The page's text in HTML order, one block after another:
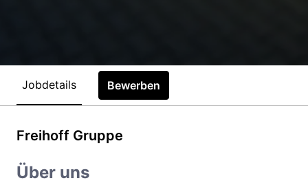
Jobdetails Bewerben
Freihoff Gruppe
Über uns